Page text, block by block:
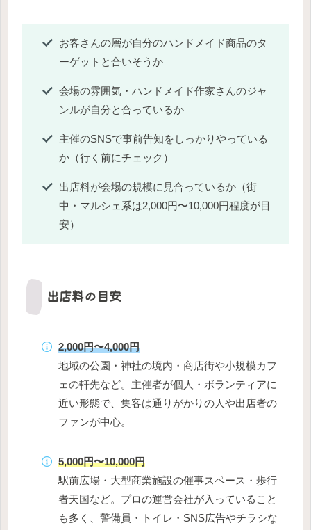
お客さんの層が自分のハンドメイド商品のタ
ーゲットと合いそうか
会場の雰囲気・ハンドメイド作家さんのジャ
ンルが自分と合っているか
主催のSNSで事前告知をしっかりやっている
か（行く前にチェック）
出店料が会場の規模に見合っているか（街
中・マルシェ系は2,000円〜10,000円程度が目
安）
出店料の目安
2,000円〜4,000円
地域の公園・神社の境内・商店街や小規模カフ
ェの軒先など。主催者が個人・ボランティアに
近い形態で、集客は通りがかりの人や出店者の
ファンが中心。
5,000円〜10,000円
駅前広場・大型商業施設の催事スペース・歩行
者天国など。プロの運営会社が入っていること
も多く、警備員・トイレ・SNS広告やチラシな